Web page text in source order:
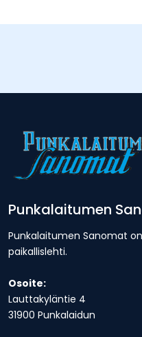
Punkalaitumen
Punkalaitumen Sanomat
paikallislehti.
Osoite:
Lauttakyläntie 4
31900 Punkalaidun